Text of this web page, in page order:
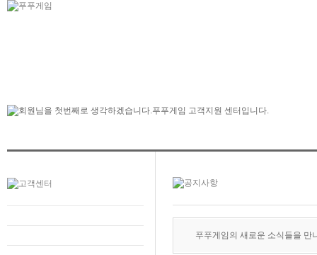
푸푸게임의 새로운 소식들을 만